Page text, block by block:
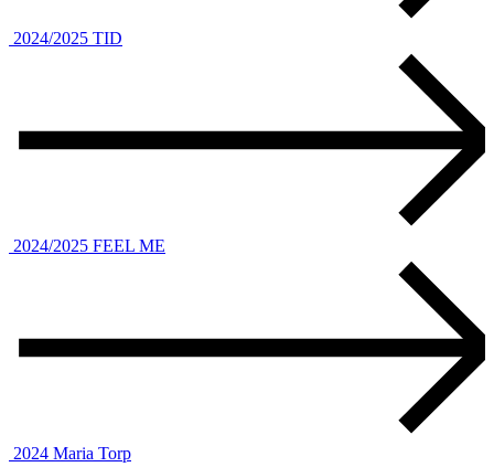
2024/2025 TID
2024/2025 FEEL ME
2024 Maria Torp